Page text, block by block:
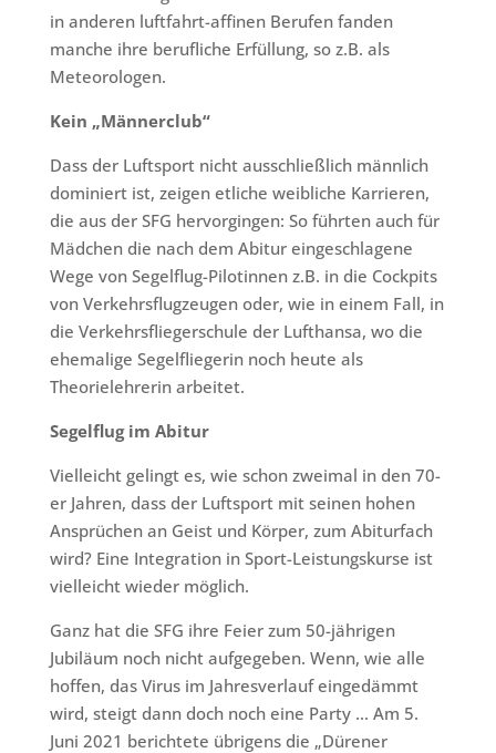
in anderen luftfahrt-affinen Berufen fanden
manche ihre berufliche Erfüllung, so z.B. als
Meteorologen.
Kein „Männerclub“
Dass der Luftsport nicht ausschließlich männlich
dominiert ist, zeigen etliche weibliche Karrieren,
die aus der SFG hervorgingen: So führten auch für
Mädchen die nach dem Abitur eingeschlagene
Wege von Segelflug-Pilotinnen z.B. in die Cockpits
von Verkehrsflugzeugen oder, wie in einem Fall, in
die Verkehrsfliegerschule der Lufthansa, wo die
ehemalige Segelfliegerin noch heute als
Theorielehrerin arbeitet.
Segelflug im Abitur
Vielleicht gelingt es, wie schon zweimal in den 70-
er Jahren, dass der Luftsport mit seinen hohen
Ansprüchen an Geist und Körper, zum Abiturfach
wird? Eine Integration in Sport-Leistungskurse ist
vielleicht wieder möglich.
Ganz hat die SFG ihre Feier zum 50-jährigen
Jubiläum noch nicht aufgegeben. Wenn, wie alle
hoffen, das Virus im Jahresverlauf eingedämmt
wird, steigt dann doch noch eine Party … Am 5.
Juni 2021 berichtete übrigens die „Dürener